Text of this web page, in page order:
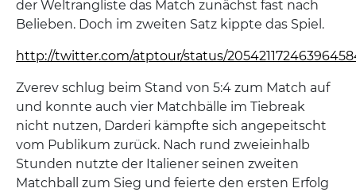
der Weltrangliste das Match zunächst fast nach
Belieben. Doch im zweiten Satz kippte das Spiel.
http://twitter.com/atptour/status/
Zverev schlug beim Stand von 5:4 zum Match auf
und konnte auch vier Matchbälle im Tiebreak
nicht nutzen, Darderi kämpfte sich angepeitscht
vom Publikum zurück. Nach rund zweieinhalb
Stunden nutzte der Italiener seinen zweiten
Matchball zum Sieg und feierte den ersten Erfolg